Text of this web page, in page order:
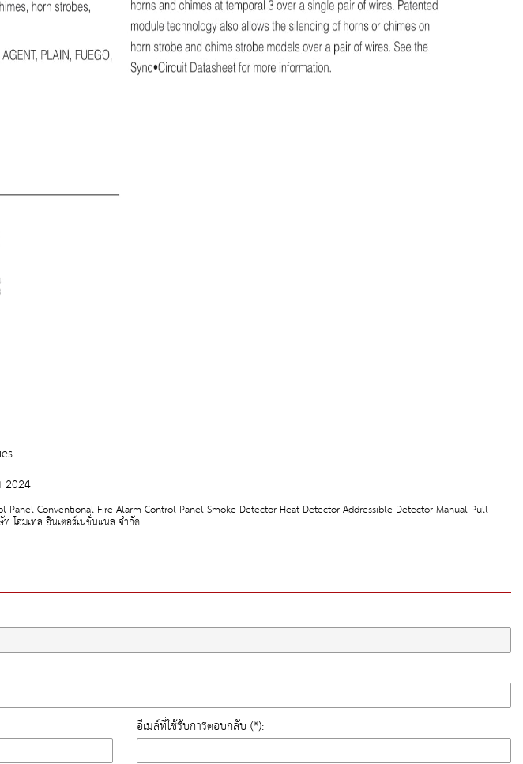
2024
Panel Conventional Fire Alarm Control Panel Smoke Detector Heat Detector Addressible Detector Manual Pull
โฮมเทล อินเตอร์เนชั่นแนล จำกัด
อีเมล์ที่ใช้รับการตอบกลับ (*):